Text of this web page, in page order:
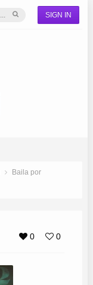
SIGN IN
Baila por
0 0